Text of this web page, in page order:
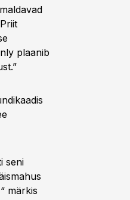
plaanib
seni
märkis